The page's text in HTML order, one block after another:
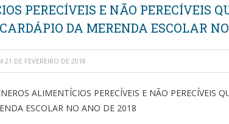
PERECÍVEIS E NÃO PERECÍVEIS
DA MERENDA ESCOLAR
21 DE FEVEREIRO DE 2018
ALIMENTÍCIOS PERECÍVEIS E NÃO PERECÍVEIS
ESCOLAR NO ANO DE 2018